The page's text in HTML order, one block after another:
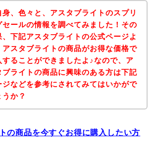
身、色々と、アスタブライトのスプリ
セールの情報を調べてみました！その
、下記アスタブライトの公式ページよ
アスタブライトの商品がお得な価格で
することができましたよ♪なので、ア
ブライトの商品に興味のある方は下記
ジなどを参考にされてみてはいかがで
うか？
の商品を今すぐお得に購入したい方